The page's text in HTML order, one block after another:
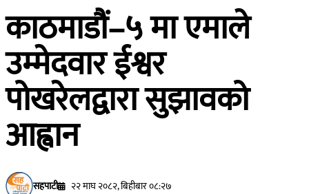
काठमाडौं–५ मा एमाले
उम्मेदवार ईश्वर
पोखरेलद्वारा सुझावको
आह्वान
सहपाटी २२ माघ २०८२, बिहीबार ०८:२७